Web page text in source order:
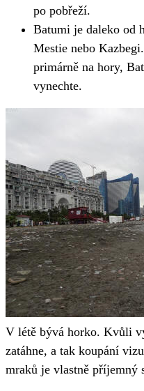
po pobřeží.
Batumi je daleko od
Mestie nebo
primárně na hory,
vynechte.
V létě bývá horko. Kvůli
zatáhne, a tak koupání
mraků je vlastně příjemný